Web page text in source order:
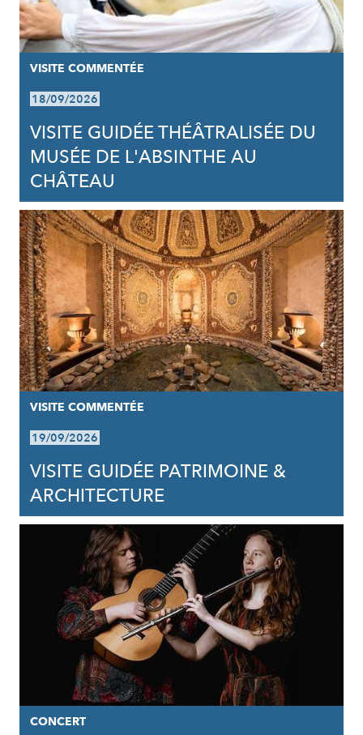
VISITE COMMENTÉE
18/09/2026
VISITE GUIDÉE THÉÂTRALISÉE DU
MUSÉE DE L'ABSINTHE AU
CHÂTEAU
VISITE COMMENTÉE
19/09/2026
VISITE GUIDÉE PATRIMOINE &
ARCHITECTURE
CONCERT